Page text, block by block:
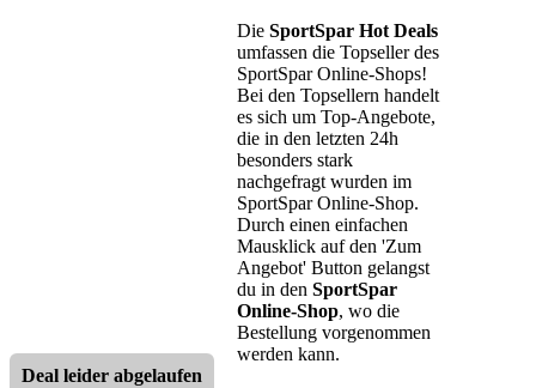
Die SportSpar Hot Deals
umfassen die Topseller des
SportSpar Online-Shops!
Bei den Topsellern handelt
es sich um Top-Angebote,
die in den letzten 24h
besonders stark
nachgefragt wurden im
SportSpar Online-Shop.
Durch einen einfachen
Mausklick auf den 'Zum
Angebot' Button gelangst
du in den SportSpar
Online-Shop, wo die
Bestellung vorgenommen
werden kann.
Deal leider abgelaufen